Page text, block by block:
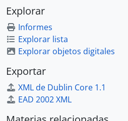
Explorar
Informes
Explorar lista
Explorar objetos digitales
Exportar
XML de Dublin Core 1.1
EAD 2002 XML